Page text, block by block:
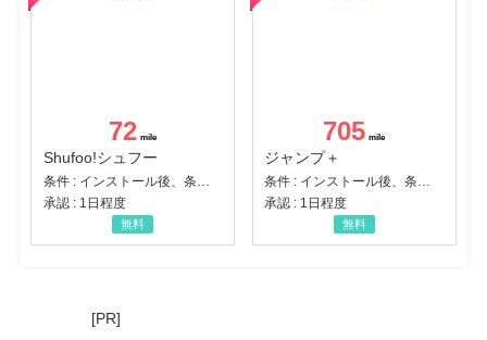
72
Shufoo!シュフー
承認 : 1日程度
無料
705
ジャンプ＋
承認 : 1日程度
無料
[PR]